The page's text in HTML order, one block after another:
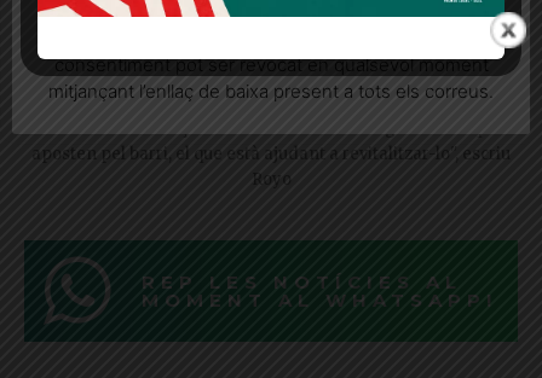
Sarrià aixeca la persiana
aposten pel barri, el que està ajudant a revitalitzar-lo", escriu
Royo
REP LES NOTÍCIES AL
MOMENT AL WHATSAPP!
seu consentiment explícit per rebre comunicacions
consentiment pot ser revocat en qualsevol moment
mitjançant l’enllaç de baixa present a tots els correus.